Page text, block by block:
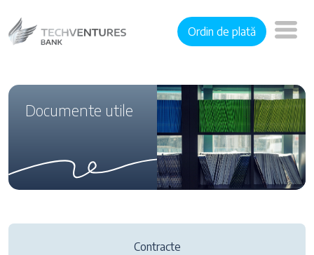
Ordin de plată
Documente utile
Contracte